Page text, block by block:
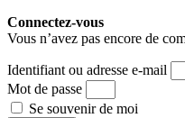
Connectez-vous
Vous n’avez pas encore de
Identifiant ou adresse e-mail
Mot de passe
Se souvenir de moi